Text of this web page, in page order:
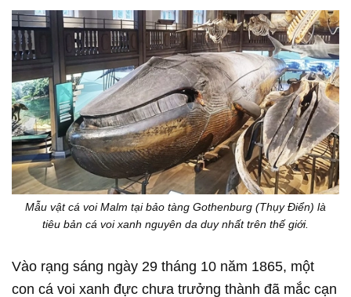
Mẫu vật cá voi Malm tại bảo tàng Gothenburg (Thụy Điển) là
tiêu bản cá voi xanh nguyên da duy nhất trên thế giới.
Vào rạng sáng ngày 29 tháng 10 năm 1865, một
con cá voi xanh đực chưa trưởng thành đã mắc cạn